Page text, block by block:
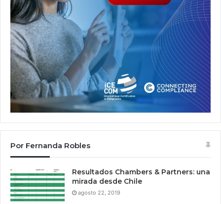
Por Fernanda Robles
Resultados Chambers & Partners: una
mirada desde Chile
agosto 22, 2019